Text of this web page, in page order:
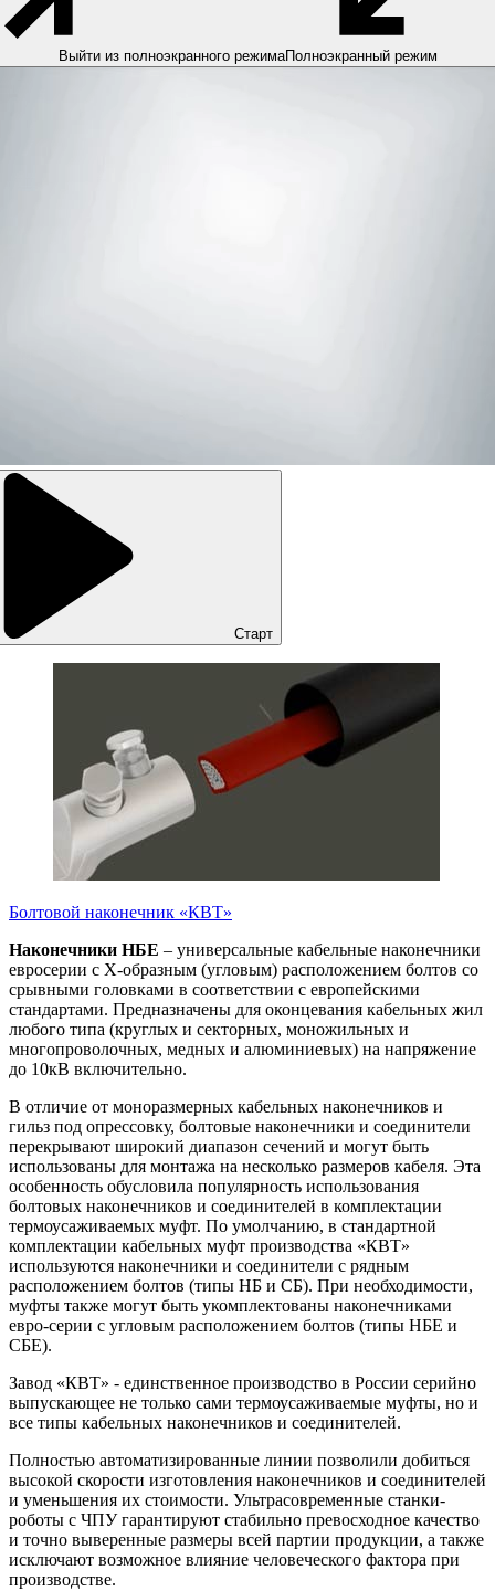
Выйти из полноэкранного режимаПолноэкранный режим
Старт
Болтовой наконечник «КВТ»
Наконечники НБЕ – универсальные кабельные наконечники
евросерии с Х-образным (угловым) расположением болтов со
срывными головками в соответствии с европейскими
стандартами. Предназначены для оконцевания кабельных жил
любого типа (круглых и секторных, моножильных и
многопроволочных, медных и алюминиевых) на напряжение
до 10кВ включительно.
В отличие от моноразмерных кабельных наконечников и
гильз под опрессовку, болтовые наконечники и соединители
перекрывают широкий диапазон сечений и могут быть
использованы для монтажа на несколько размеров кабеля. Эта
особенность обусловила популярность использования
болтовых наконечников и соединителей в комплектации
термоусаживаемых муфт. По умолчанию, в стандартной
комплектации кабельных муфт производства «КВТ»
используются наконечники и соединители с рядным
расположением болтов (типы НБ и СБ). При необходимости,
муфты также могут быть укомплектованы наконечниками
евро-серии с угловым расположением болтов (типы НБЕ и
СБЕ).
Завод «КВТ» - единственное производство в России серийно
выпускающее не только сами термоусаживаемые муфты, но и
все типы кабельных наконечников и соединителей.
Полностью автоматизированные линии позволили добиться
высокой скорости изготовления наконечников и соединителей
и уменьшения их стоимости. Ультрасовременные станки-
роботы с ЧПУ гарантируют стабильно превосходное качество
и точно выверенные размеры всей партии продукции, а также
исключают возможное влияние человеческого фактора при
производстве.